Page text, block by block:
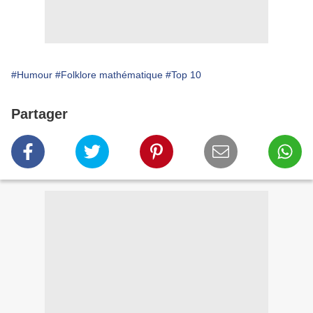
#Humour #Folklore mathématique #Top 10
Partager